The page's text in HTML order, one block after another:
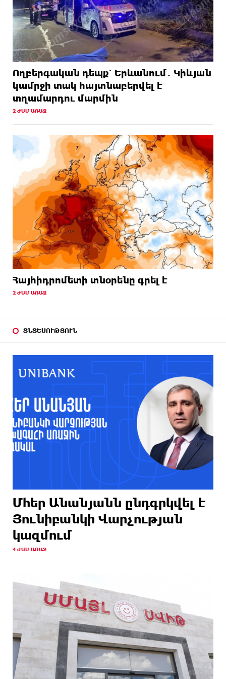
Ողբերգական դեպք՝ Երևանում․ Կիևյան
կամրջի տակ հայտնաբերվել է
տղամարդու մարմին
2 ԺԱՄ ԱՌԱՋ
Հայհիդրոմետի տնօրենը գրել է
2 ԺԱՄ ԱՌԱՋ
ՏՆՏԵՍՈՒԹՅՈՒՆ
Մհեր Անանյանն ընդգրկվել է
Յունիբանկի Վարչության
կազմում
4 ԺԱՄ ԱՌԱՋ